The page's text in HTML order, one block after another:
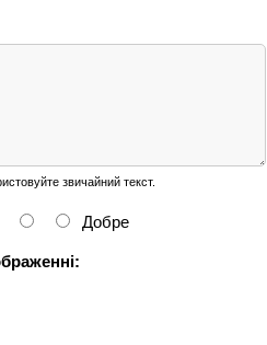
звичайний текст.
Добре